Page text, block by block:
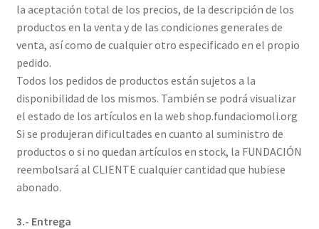
la aceptación total de los precios, de la descripción de los
productos en la venta y de las condiciones generales de
venta, así como de cualquier otro especificado en el propio
pedido.
Todos los pedidos de productos están sujetos a la
disponibilidad de los mismos. También se podrá visualizar
el estado de los artículos en la web shop.fundaciomoli.org
Si se produjeran dificultades en cuanto al suministro de
productos o si no quedan artículos en stock, la FUNDACIÓN
reembolsará al CLIENTE cualquier cantidad que hubiese
abonado.
3.- Entrega